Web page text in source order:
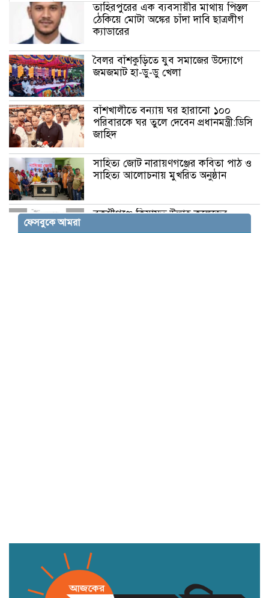
তাহিরপুরের এক ব্যবসায়ীর মাথায় পিস্তল
ঠেকিয়ে মোটা অঙ্কের চাঁদা দাবি ছাত্রলীগ
ক্যাডারের
বৈলর বাঁশকুড়িতে যুব সমাজের উদ্যোগে
জমজমাট হা-ডু-ডু খেলা
বাঁশখালীতে বন্যায় ঘর হারানো ১০০
পরিবারকে ঘর তুলে দেবেন প্রধানমন্ত্রী:ডিসি
জাহিদ
সাহিত্য জোট নারায়ণগঞ্জের কবিতা পাঠ ও
সাহিত্য আলোচনায় মুখরিত অনুষ্ঠান
বকশীগঞ্জে কিয়ামত উল্লাহ কলেজের
ফেসবুকে আমরা